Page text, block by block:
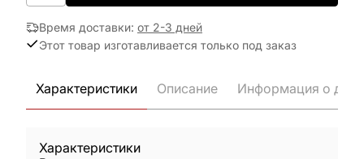
Время доставки: от 2-3 дней
Этот товар изготавливается только под заказ
Характеристики Описание Информация о
Характеристики